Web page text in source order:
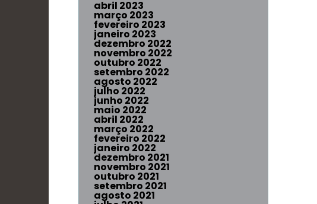
abril 2023
março 2023
fevereiro 2023
janeiro 2023
dezembro 2022
novembro 2022
outubro 2022
setembro 2022
agosto 2022
julho 2022
junho 2022
maio 2022
abril 2022
março 2022
fevereiro 2022
janeiro 2022
dezembro 2021
novembro 2021
outubro 2021
setembro 2021
agosto 2021